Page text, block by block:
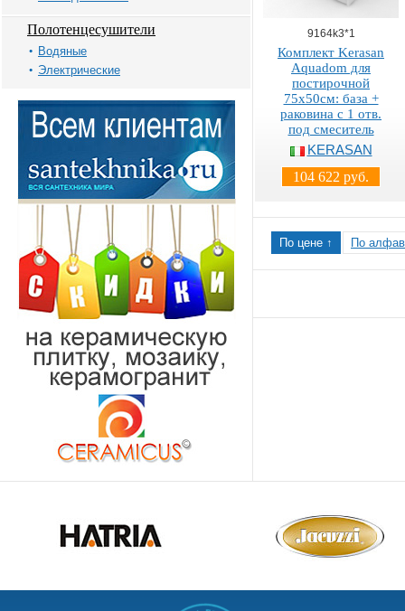
Полотенцесушители
Водяные
Электрические
9164k3*1
Комплект Kerasan
Aquadom для
постирочной
75х50см: база +
раковина c 1 отв.
под смеситель
KERASAN
104 622 руб.
По цене ↑ По